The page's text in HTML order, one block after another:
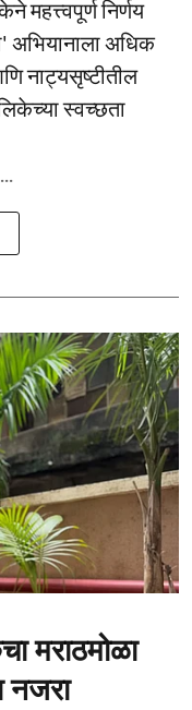
महत्त्वपूर्ण निर्णय
अभियानाला अधिक
नाट्यसृष्टीतील
स्वच्छता
मराठमोळा
नजरा